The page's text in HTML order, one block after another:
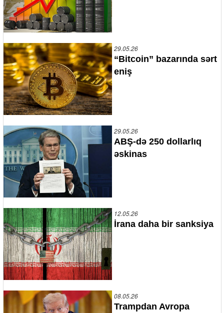
29.05.26
“Bitcoin” bazarında sərt
eniş
29.05.26
ABŞ-də 250 dollarlıq
əskinas
12.05.26
İrana daha bir sanksiya
08.05.26
Trampdan Avropa